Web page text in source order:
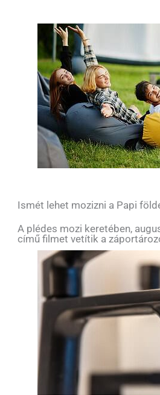
Ismét lehet mozizni a Papi
A plédes mozi keretében,
című filmet vetítik a